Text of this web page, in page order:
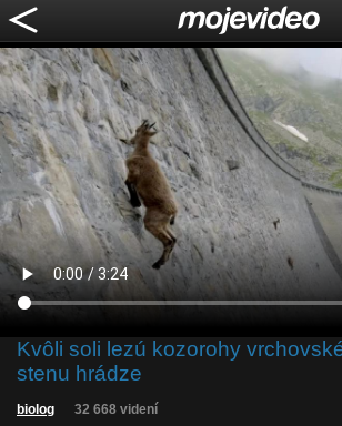
Kvôli soli lezú kozorohy
stenu hrádze
biolog 32 668 videní